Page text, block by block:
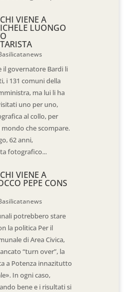
VIENE A
LUONGO
il governatore Bardi li
i 131 comuni della
ma lui li ha
uno per uno,
al collo, per
che scompare.
62 anni,
fotografico...
VIENE A
PEPE CONS
potrebbero stare
la politica Per il
di Area Civica,
“turn over”, la
a Potenza innazitutto
In ogni caso,
bene e i risultati si